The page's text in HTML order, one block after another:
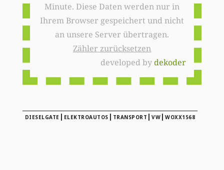
Minute. Diese Daten werden nur in
Ihrem Browser gespeichert und nicht
an unsere Server übertragen.
Zähler zurücksetzen
developed bydekoder
DIESELGATE | ELEKTROAUTOS | TRANSPORT |VW |WOXX1568